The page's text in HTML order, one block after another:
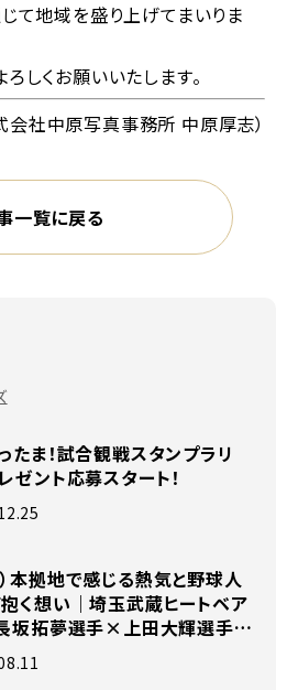
て地域を盛り上げてまいりま
しくお願いいたします。
会社中原写真事務所 中原厚志）
一覧に戻る
たま！試合観戦スタンプラリ
ゼント応募スタート！
）本拠地で感じる熱気と野球人
抱く想い｜埼玉武蔵ヒートベア
坂拓夢選手×上田大輝選手
タビュー